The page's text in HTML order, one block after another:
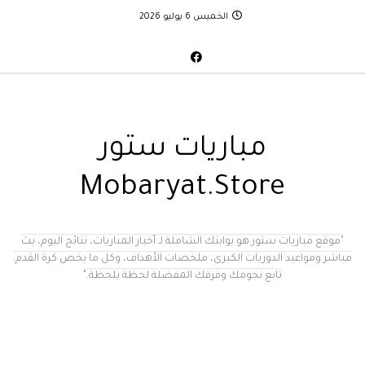
الخميس 6 يوليو 2026
مباريات ستور
Mobaryat.Store
"موقع مباريات ستور هو بوابتك الشاملة لـ أخبار المباريات، نتائج اليوم، بث
مباشر ومواعيد الدوريات الكبرى، ملخصات الأهداف، وكل ما يخص كرة القدم.
تابع نجومك وفرقك المفضلة لحظة بلحظة."